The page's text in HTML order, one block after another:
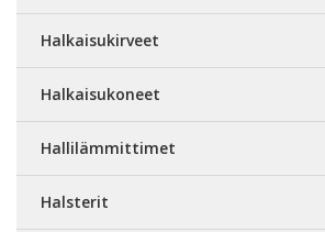
Halkaisukirveet
Halkaisukoneet
Hallilämmittimet
Halsterit